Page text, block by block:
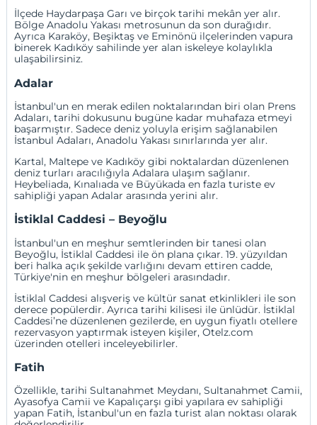
İlçede Haydarpaşa Garı ve birçok tarihi mekân yer alır.
Bölge Anadolu Yakası metrosunun da son durağıdır.
Ayrıca Karaköy, Beşiktaşve Eminönü ilçelerinden vapura
binerek Kadıköy sahilinde yer alan iskeleye kolaylıkla
ulaşabilirsiniz.
Adalar
İstanbul'un en merak edilen noktalarından biri olan Prens
Adaları, tarihi dokusunu bugüne kadar muhafaza etmeyi
başarmıştır. Sadece deniz yoluyla erişim sağlanabilen
İstanbul Adaları, Anadolu Yakası sınırlarında yer alır.
Kartal, Maltepe ve Kadıköy gibi noktalardan düzenlenen
deniz turları aracılığıylaAdalara ulaşım sağlanır.
Heybeliada, Kınalıada ve Büyükada en fazla turiste ev
sahipliği yapan Adalar arasında yerini alır.
İstiklal Caddesi – Beyoğlu
İstanbul'un en meşhur semtlerinden bir tanesi olan
Beyoğlu, İstiklal Caddesi ile ön plana çıkar. 19. yüzyıldan
beri halka açık şekilde varlığını devam ettiren cadde,
Türkiye'nin en meşhur bölgeleri arasındadır.
İstiklal Caddesi alışveriş ve kültür sanat etkinlikleri ile son
derece popülerdir. Ayrıca tarihi kilisesi ile ünlüdür. İstiklal
Caddesi’ne düzenlenen gezilerde, en uygun fiyatlı otellere
rezervasyon yaptırmak isteyen kişiler, Otelz.com
üzerinden otelleri inceleyebilirler.
Fatih
Özellikle, tarihiSultanahmet Meydanı, Sultanahmet Camii,
Ayasofya Camii ve Kapalıçarşı gibi yapılara ev sahipliği
yapan Fatih, İstanbul'un en fazla turist alan noktası olarak